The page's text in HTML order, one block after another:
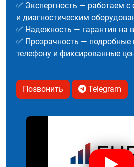
✅ Экспертность — работаем
и диагностическим
✅ Надежность — гарантия на
✅ Прозрачность — подробные
телефону и фиксированные
Позвонить Telegram